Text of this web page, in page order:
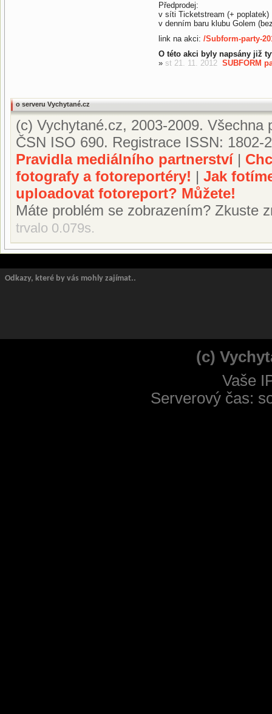
Předprodej:
v síti Ticketstream (+ poplatek)
v denním baru klubu Golem
link na akci: /Subform-party-
O této akci byly napsány již
» st 21. 11. 2012 SUBFORM
o serveru Vychytané.cz
(c) Vychytané.cz, 2003-2009.
ČSN ISO 690. Registrace ISSN: 1802-
Pravidla mediálního partnerství|
fotografy a fotoreportéry! | Jak
uploadovat fotoreport? Můžete!
Máte problém se zobrazením? Zkuste
trvalo 0.079s.
Odkazy, které by vás mohly zajímat..
(c)
Vaše
Serverový čas: